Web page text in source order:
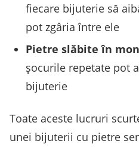
fiecare bijuterie să
pot zgâria între ele
Pietre slăbite în
șocurile repetate pot
bijuterie
Toate aceste lucruri
unei bijuterii cu pietre